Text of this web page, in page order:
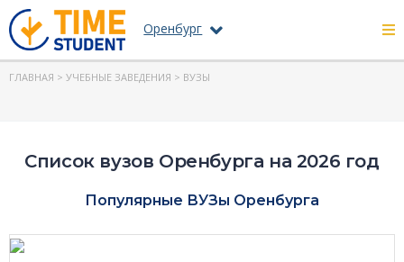
Оренбург
ГЛАВНАЯ > УЧЕБНЫЕ ЗАВЕДЕНИЯ > ВУЗЫ
Список вузов Оренбурга на 2026 год
Популярные ВУЗы Оренбурга